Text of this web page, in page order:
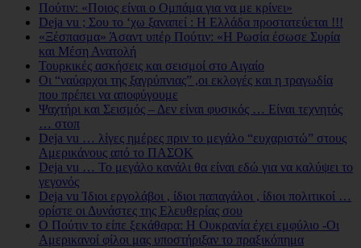
Πούτιν: «Ποιος είναι ο Ομπάμα για να με κρίνει»
Deja vu ; Σου το ‘χω ξαναπεί : Η Ελλάδα προστατεύεται !!!
«Ξέσπασμα» Άσαντ υπέρ Πούτιν: «Η Ρωσία έσωσε Συρία
και Μέση Ανατολή
Τουρκικές ασκήσεις και σεισμοί στο Αιγαίο
Οι “ναύαρχοι της ξαγρύπνιας” ,οι εκλογές και η τραγωδία
που πρέπει να αποφύγουμε
Ψαχτήρι και Σεισμός – Δεν είναι φυσικός … Είναι τεχνητός
… στοπ
Deja vu … λίγες ημέρες πριν το μεγάλο “ευχαριστώ” στους
Αμερικάνους από το ΠΑΣΟΚ
Deja vu … Το μεγάλο κανάλι θα είναι εδώ για να καλύψει το
γεγονός
Deja vu Ίδιοι εργολάβοι , ίδιοι παπαγάλοι , ίδιοι πολιτικοί …
ορίστε οι Δυνάστες της Ελευθερίας σου
Ο Πούτιν το είπε ξεκάθαρα: Η Ουκρανία έχει εμφύλιο -Οι
Αμερικανοί φίλοι μας υποστήριξαν το πραξικόπημα